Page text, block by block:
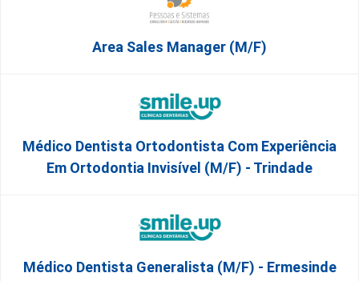
Area Sales Manager (m/f)
Médico Dentista Ortodontista Com Experiência
Em Ortodontia Invisível (M/F) - Trindade
Médico Dentista Generalista (M/F) - Ermesinde